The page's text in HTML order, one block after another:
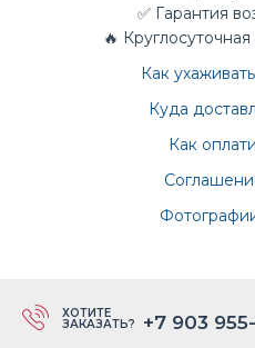
✅ Гарантия
🔥
Как
Куда
Как
ХОТИТЕ
ЗАКАЗАТЬ? +7 903